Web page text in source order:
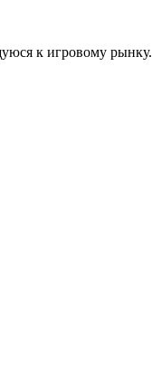
к игровому рынку.